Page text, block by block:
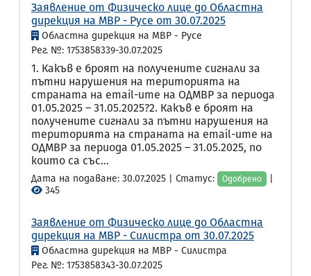
Заявление от Физическо лице до Областна
дирекция на МВР - Русе от 30.07.2025
Областна дирекция на МВР - Русе
Рег. №: 1753858339-30.07.2025
1. Какъв е броят на получените сигнали за
пътни нарушения на територията на
страната на email-ите на ОДМВР за периода
01.05.2025 – 31.05.2025?2. Какъв е броят на
получените сигнали за пътни нарушения на
територията на страната на email-ите на
ОДМВР за периода 01.05.2025 – 31.05.2025, по
които са със...
Дата на подаване: 30.07.2025 | Статус: Одобрено
345
Заявление от Физическо лице до Областна
дирекция на МВР - Силистра от 30.07.2025
Областна дирекция на МВР - Силистра
Рег. №: 1753858343-30.07.2025